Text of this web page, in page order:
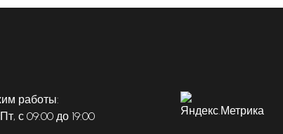
работы:
с 09:00 до 19:00